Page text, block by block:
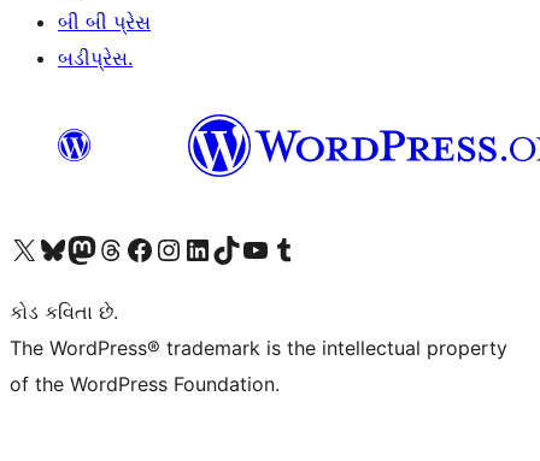
બી બી પ્રેસ
બડીપ્રેસ.
અમારા X (અગાઉ ટ્વિટર) એકાઉન્ટની મુલાકાત લોઅમારા Bluesky એકાઉન્ટની મુલાકાત લોઅમારા માસ્ટોડોન એકાઉન્ટની મુલાકાત લોઅમારા Threads એકાઉન્ટની મુલાકાત લો અમારા ફેસબુક પેજની મુલાકાત લોઅમારા ઇન્સ્ટાગ્રામ એકાઉન્ટની મુલાકાત લો અમારા LinkedIn એકાઉન્ટની મુલાકાત લોઅમારા TikTok એકાઉન્ટની મુલાકાત લોઅમારી YouTube ચેનલની મુલાકાત લો અમારા Tumblr એકાઉન્ટની મુલાકાત લો
કોડ કવિતા છે.
The WordPress® trademark is the intellectual property
of the WordPress Foundation.